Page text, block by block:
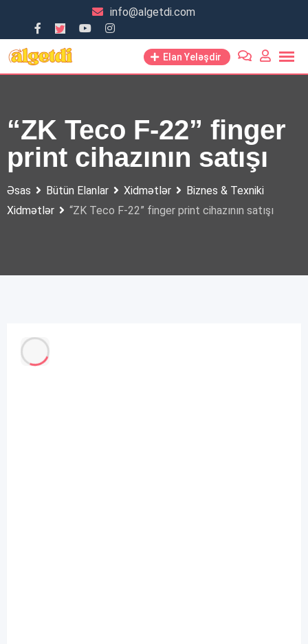
content
info@algetdi.com
Elan Yeləşdir
“ZK Teco F-22” finger
print cihazının satışı
Əsas Bütün Elanlar Xidmətlər
Biznes & Texniki
Xidmətlər
“ZK Teco F-22” finger print cihazının satışı